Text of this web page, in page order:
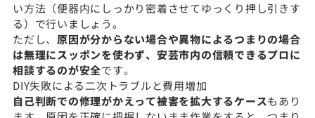
い方法（便器内にしっかり密着させてゆっくり押し引きす
る）で行いましょう。
ただし、 原因が分からない場合や異物によるつまりの場合
は無理にスッポンを使わず、安芸市内の信頼できるプロに
相談するのが安全です。
DIY失敗による二次トラブルと費用増加
自己判断での修理がかえって被害を拡大するケースもあり